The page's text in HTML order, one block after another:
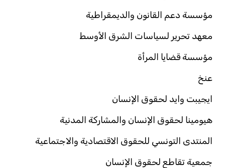
مؤسسة دعم القانون والديمقراطية
معهد تحرير لسياسات الشرق الأوسط
مؤسسة قضايا المرأة
عنخ
ايجيبت وايد لحقوق الإنسان
هيومينا لحقوق الإنسان والمشاركة المدنية
المنتدى التونسي للحقوق الاقتصادية والاجتماعية
جمعية تقاطع لحقوق الإنسان